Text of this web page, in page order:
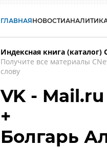
ГЛАВНАЯНОВОСТИ
Индексная книга (каталог)
Получите все материалы
слову
VK -
+
Болгарь